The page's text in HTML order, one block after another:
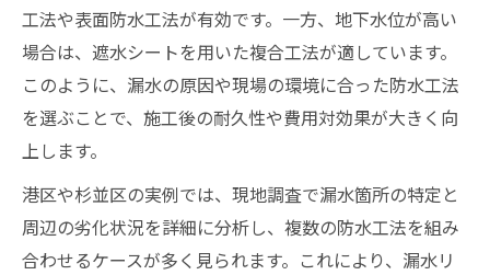
工法や表面防水工法が有効です。一方、地下水位が高い
場合は、遮水シートを用いた複合工法が適しています。
このように、漏水の原因や現場の環境に合った防水工法
を選ぶことで、施工後の耐久性や費用対効果が大きく向
上します。
港区や杉並区の実例では、現地調査で漏水箇所の特定と
周辺の劣化状況を詳細に分析し、複数の防水工法を組み
合わせるケースが多く見られます。これにより、漏水リ